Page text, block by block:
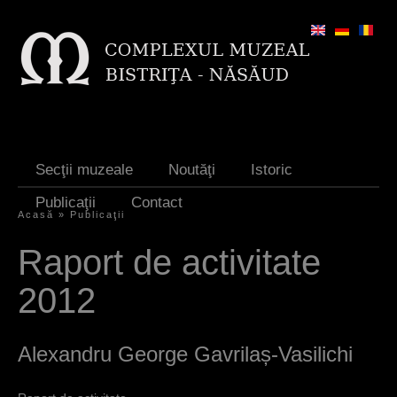
Secţii muzeale Noutăţi
Istoric
Publicaţii
Contact
o
u
r
Acasă » Publicaţii
Raport de activitate
2012
Alexandru George Gavrilaș-Vasilichi